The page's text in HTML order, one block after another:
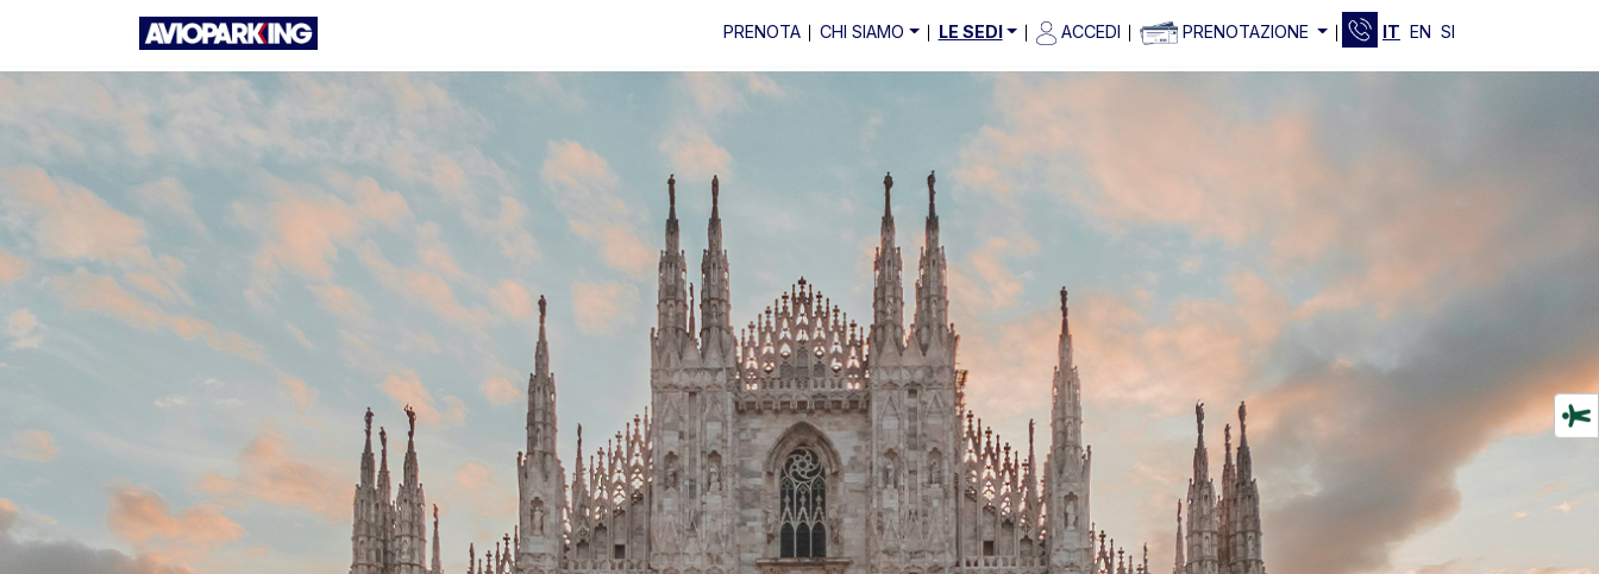
PRENOTA CHI SIAMO LE SEDI ACCEDI PRENOTAZIONE IT EN SI